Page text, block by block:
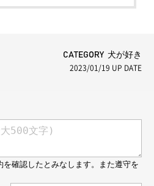
CATEGORY 犬が好き
2023/01/19 UP DATE